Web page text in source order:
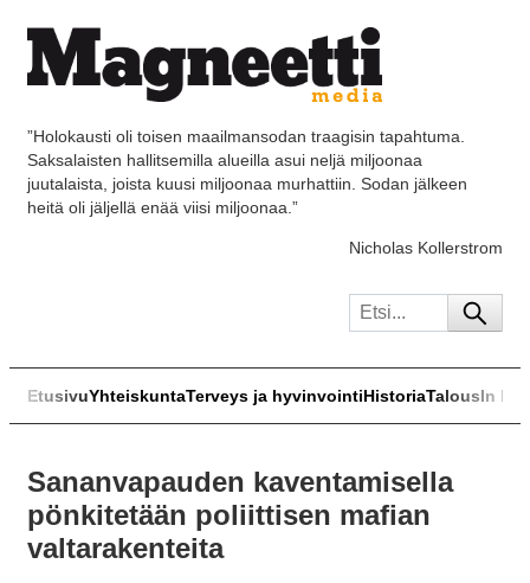
”Holokausti oli toisen maailmansodan traagisin tapahtuma.
Saksalaisten hallitsemilla alueilla asui neljä miljoonaa
juutalaista, joista kuusi miljoonaa murhattiin. Sodan jälkeen
heitä oli jäljellä enää viisi miljoonaa.”
Nicholas Kollerstrom
EtusivuYhteiskuntaTerveys ja hyvinvointiHistoriaTalousIn
Sananvapauden kaventamisella
pönkitetään poliittisen mafian
valtarakenteita